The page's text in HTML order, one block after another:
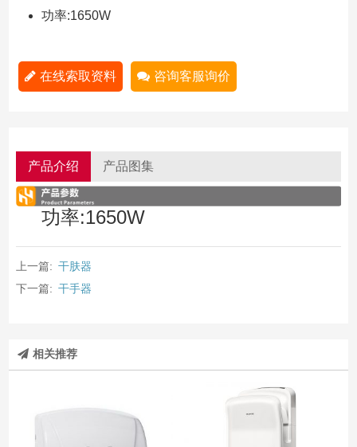
功率:1650W
在线索取资料 咨询客服询价
产品介绍 产品图集
功率:1650W
上一篇: 干肤器
下一篇: 干手器
相关推荐